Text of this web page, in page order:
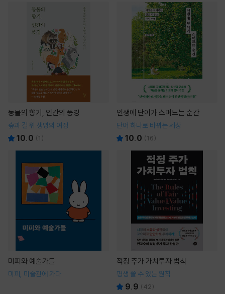
동물의 향기, 인간의 풍경
숲과 길 위 생명의 여정
10.0 (1 )
인생에 단어가 스며드는 순간
단어 하나로 바뀌는 세상
10.0 (16)
미피와 예술가들
미피, 미술관에 가다
적정 주가 가치투자 법칙
평생 쓸 수 있는 원칙
9.9 (42)